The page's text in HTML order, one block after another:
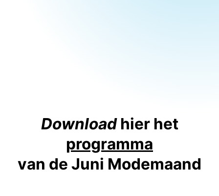
Downloadhier het
programma
van de Juni Modemaand